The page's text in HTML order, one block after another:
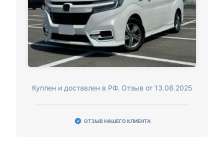
Куплен и доставлен в РФ. Отзыв от 13.08.2025
ОТЗЫВ НАШЕГО КЛИЕНТА